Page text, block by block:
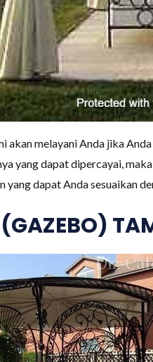
akan melayani Anda jika
yang dapat dipercayai,
yang dapat Anda sesuaikan